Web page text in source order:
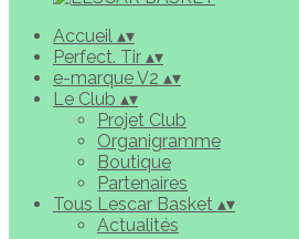
Accueil ▴▾
Perfect. Tir ▴▾
e-marque V2 ▴▾
Le Club ▴▾
Projet Club
Organigramme
Boutique
Partenaires
Tous Lescar Basket ▴▾
Actualités